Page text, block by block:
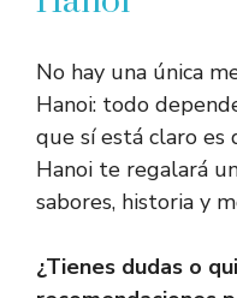
No hay una única
Hanoi: todo
que sí está claro es
Hanoi te regalará
sabores, historia y
¿Tienes dudas o